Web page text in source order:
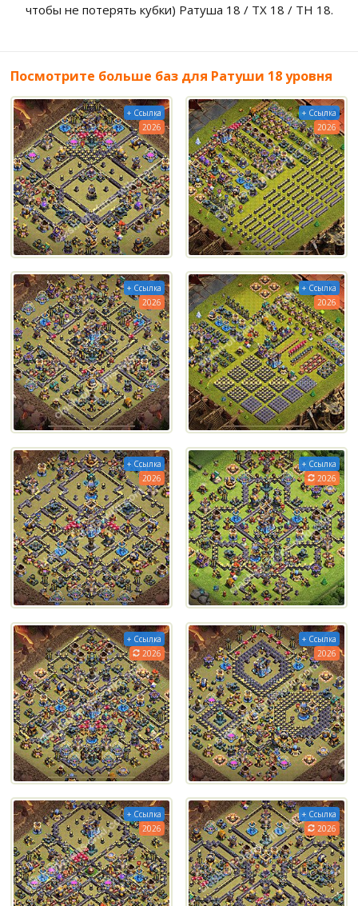
чтобы не потерять кубки) Ратуша 18 / ТХ 18 / TH 18.
Посмотрите больше баз для Ратуши 18 уровня
+ Ссылка
2026
+ Ссылка
2026
+ Ссылка
2026
+ Ссылка
2026
+ Ссылка
2026
+ Ссылка
2026
+ Ссылка
2026
+ Ссылка
2026
+ Ссылка
2026
+ Ссылка
2026